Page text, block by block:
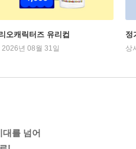
오캐릭터즈 유리컵
년 08월 31일
정
상
를 넘어